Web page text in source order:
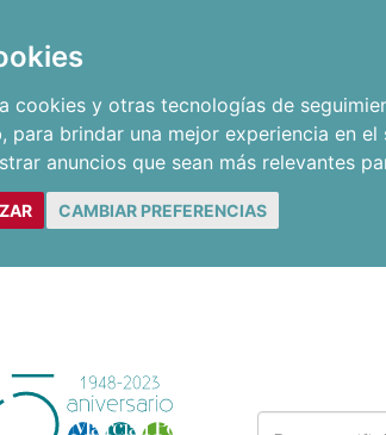
cookies y otras tecnologías de
, para brindar una mejor experiencia en el
anuncios que sean más relevantes
CAMBIAR PREFERENCIAS